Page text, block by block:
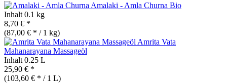
Amalaki - Amla Churna Bio
Inhalt 0.1 kg
8,70 € *
(87,00 € * / 1 kg)
Amrita Vata
Mahanarayana Massageöl
Inhalt 0.25 L
25,90 € *
(103,60 € * / 1 L)